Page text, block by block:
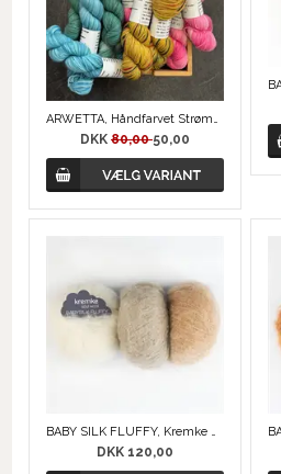
ARWETTA, Håndfarvet Strømpegarn
DKK 80,0050,00
DKK 120,00